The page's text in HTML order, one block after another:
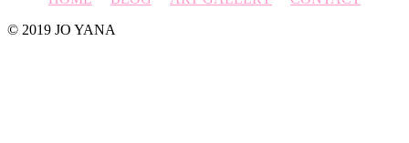
© 2019 JO YANA